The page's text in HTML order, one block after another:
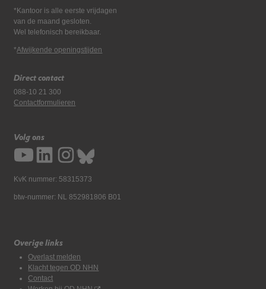
*Kantoor is alle eerste vrijdagen
van de maand gesloten.
Wel telefonisch bereikbaar.
*Afwijkende openingstijden
Direct contact
088-10 21 300
Contactformulieren
Volg ons
KvK nummer: 58315373
btw-nummer: NL 852981806 B01
Overige links
Overlast melden
Klacht tegen OD NHN
Contact